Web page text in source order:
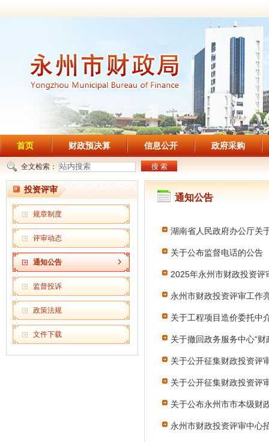
首页 财政预决算 信息公开 政府采购
搜 索
全文检索：
投资评审
规章制度
评审动态
通知公告
监督投诉
政策法规
文件下载
通知公告
湖南省人民政府办公厅关
关于公布监督电话的公告
2025年永州市财政投资
永州市财政投资评审工作
关于工程项目造价委托中
关于撤回政务服务中心“财
关于公开征集财政投资评
关于公开征集财政投资评
关于公布永州市市本级财
永州市财政投资评审中心